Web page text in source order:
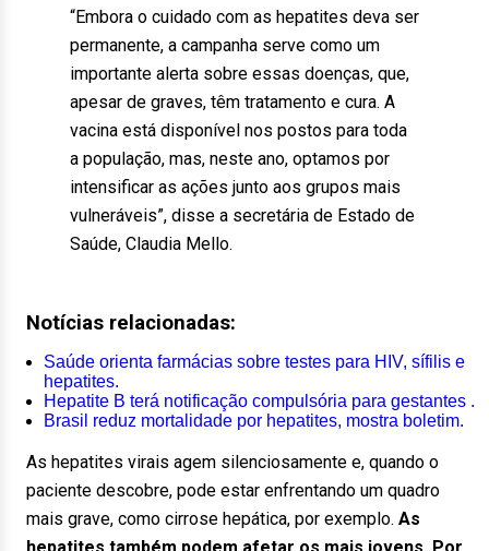
“Embora o cuidado com as hepatites deva ser
permanente, a campanha serve como um
importante alerta sobre essas doenças, que,
apesar de graves, têm tratamento e cura. A
vacina está disponível nos postos para toda
a população, mas, neste ano, optamos por
intensificar as ações junto aos grupos mais
vulneráveis”, disse a secretária de Estado de
Saúde, Claudia Mello.
Notícias relacionadas:
Saúde orienta farmácias sobre testes para HIV, sífilis e
hepatites.
Hepatite B terá notificação compulsória para gestantes .
Brasil reduz mortalidade por hepatites, mostra boletim.
As hepatites virais agem silenciosamente e, quando o
paciente descobre, pode estar enfrentando um quadro
mais grave, como cirrose hepática, por exemplo. As